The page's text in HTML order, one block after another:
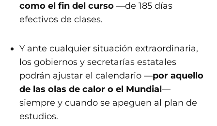
como el fin del curso —de 185 días
efectivos de clases.
Y ante cualquier situación extraordinaria,
los gobiernos y secretarías estatales
podrán ajustar el calendario —por aquello
de las olas de calor o el Mundial—
siempre y cuando se apeguen al plan de
estudios.